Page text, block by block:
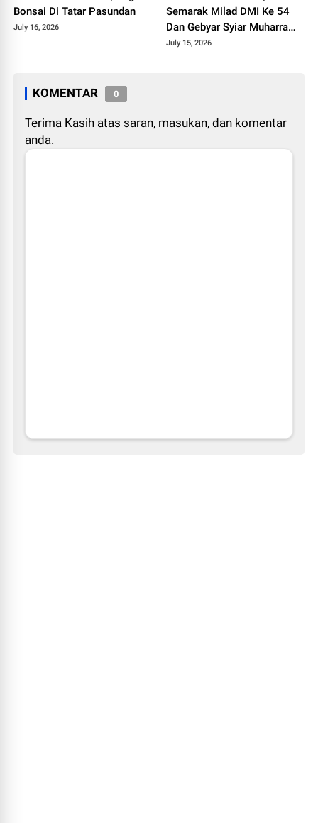
Bonsai Di Tatar Pasundan
July 16, 2026
Semarak Milad DMI Ke 54
Dan Gebyar Syiar Muharram
1448 H
July 15, 2026
KOMENTAR 0
Terima Kasih atas saran, masukan, dan komentar
anda.